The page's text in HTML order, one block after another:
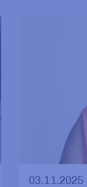
03.11.2025